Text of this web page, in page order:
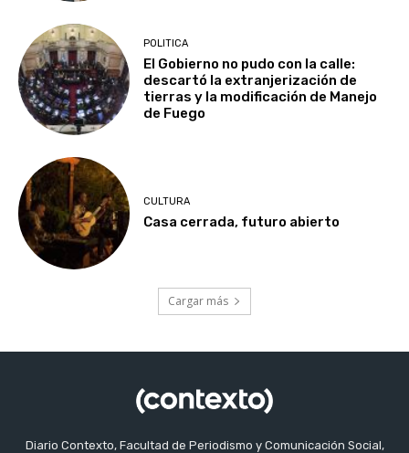
POLITICA
El Gobierno no pudo con la calle:
descartó la extranjerización de
tierras y la modificación de Manejo
de Fuego
CULTURA
Casa cerrada, futuro abierto
Cargar más
Diario Contexto, Facultad de Periodismo y Comunicación Social,